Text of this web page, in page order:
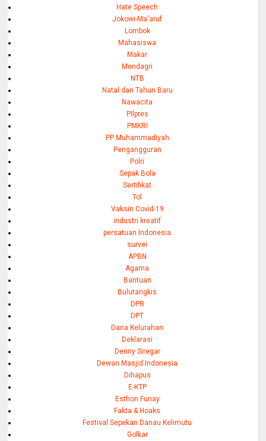
Hate Speech
Jokowi-Ma'aruf
Lombok
Mahasiswa
Makar
Mendagri
NTB
Natal dan Tahun Baru
Nawacita
PIlpres
PMKRI
PP Muhammadiyah
Pengangguran
Polri
Sepak Bola
Sertifikat
Tol
Vaksin Covid-19
industri kreatif
persatuan Indonesia
survei
APBN
Agama
Bantuan
Bulutangkis
DPR
DPT
Dana Kelurahan
Deklarasi
Denny Siregar
Dewan Masjid Indonesia
Dihapus
E-KTP
Esthon Funay
Fakta & Hoaks
Festival Sepekan Danau Kelimutu
Golkar